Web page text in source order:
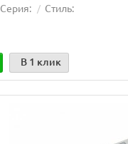
Серия: Стиль:
В 1 клик